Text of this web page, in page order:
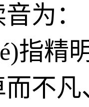
为：
指精
不凡